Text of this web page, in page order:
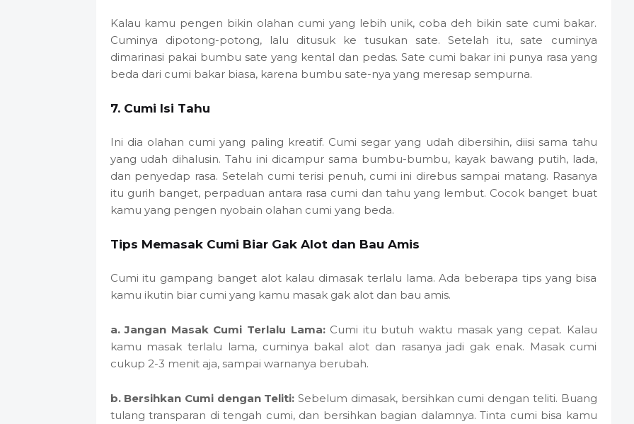
Kalau kamu pengen bikin olahan cumi yang lebih unik, coba deh bikin sate cumi bakar.
Cuminya dipotong-potong, lalu ditusuk ke tusukan sate. Setelah itu, sate cuminya
dimarinasi pakai bumbu sate yang kental dan pedas. Sate cumi bakar ini punya rasa yang
beda dari cumi bakar biasa, karena bumbu sate-nya yang meresap sempurna.
7. Cumi Isi Tahu
Ini dia olahan cumi yang paling kreatif. Cumi segar yang udah dibersihin, diisi sama tahu
yang udah dihalusin. Tahu ini dicampur sama bumbu-bumbu, kayak bawang putih, lada,
dan penyedap rasa. Setelah cumi terisi penuh, cumi ini direbus sampai matang. Rasanya
itu gurih banget, perpaduan antara rasa cumi dan tahu yang lembut. Cocok banget buat
kamu yang pengen nyobain olahan cumi yang beda.
Tips Memasak Cumi Biar Gak Alot dan Bau Amis
Cumi itu gampang banget alot kalau dimasak terlalu lama. Ada beberapa tips yang bisa
kamu ikutin biar cumi yang kamu masak gak alot dan bau amis.
a. Jangan Masak Cumi Terlalu Lama:Cumi itu butuh waktu masak yang cepat. Kalau
kamu masak terlalu lama, cuminya bakal alot dan rasanya jadi gak enak. Masak cumi
cukup 2-3 menit aja, sampai warnanya berubah.
b. Bersihkan Cumi dengan Teliti: Sebelum dimasak, bersihkan cumi dengan teliti. Buang
tulang transparan di tengah cumi, dan bersihkan bagian dalamnya. Tinta cumi bisa kamu